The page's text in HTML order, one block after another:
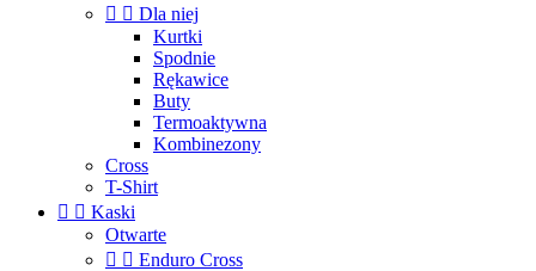
  Dla niej
Kurtki
Spodnie
Rękawice
Buty
Termoaktywna
Kombinezony
Cross
T-Shirt
  Kaski
Otwarte
  Enduro Cross